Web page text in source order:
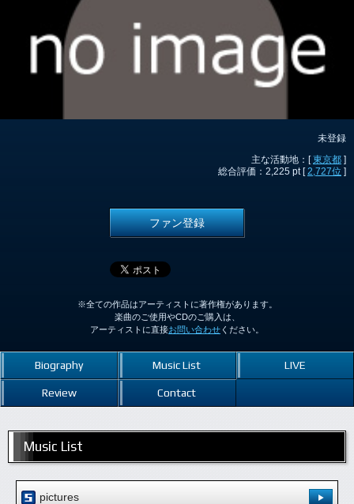
未登録
主な活動地：[東京都 ]
総合評価：2,225 pt [2,727位 ]
ファン登録
※全ての作品はアーティストに著作権があります。
楽曲のご使用やCDのご購入は、
アーティストに直接お問い合わせ ください。
Biography Music List LIVE
Review Contact
Music List
pictures